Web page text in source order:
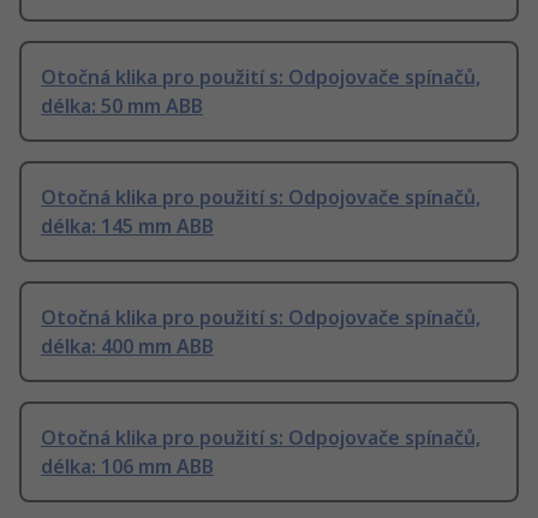
Otočná klika pro použití s: Odpojovače spínačů,
délka: 50 mm ABB
Otočná klika pro použití s: Odpojovače spínačů,
délka: 145 mm ABB
Otočná klika pro použití s: Odpojovače spínačů,
délka: 400 mm ABB
Otočná klika pro použití s: Odpojovače spínačů,
délka: 106 mm ABB